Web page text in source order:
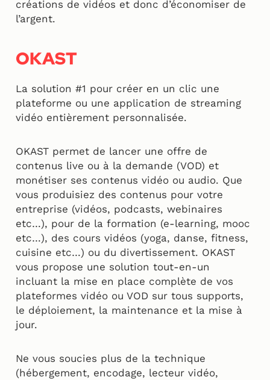
créations de vidéos et donc d’économiser de
l’argent.
OKAST
La solution #1 pour créer en un clic une
plateforme ou une application de streaming
vidéo entièrement personnalisée.
OKAST permet de lancer une offre de
contenus live ou à la demande (VOD) et
monétiser ses contenus vidéo ou audio. Que
vous produisiez des contenus pour votre
entreprise (vidéos, podcasts, webinaires
etc…), pour de la formation (e-learning, mooc
etc…), des cours vidéos (yoga, danse, fitness,
cuisine etc…) ou du divertissement. OKAST
vous propose une solution tout-en-un
incluant la mise en place complète de vos
plateformes vidéo ou VOD sur tous supports,
le déploiement, la maintenance et la mise à
jour.
Ne vous soucies plus de la technique
(hébergement, encodage, lecteur vidéo,